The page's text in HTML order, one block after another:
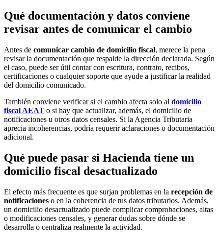
Qué documentación y datos conviene
revisar antes de comunicar el cambio
Antes de comunicar cambio de domicilio fiscal, merece la pena
revisar la documentación que respalde la dirección declarada. Según
el caso, puede ser útil contar con escritura, contrato, recibos,
certificaciones o cualquier soporte que ayude a justificar la realidad
del domicilio comunicado.
También conviene verificar si el cambio afecta solo al domicilio
fiscal AEAT o si hay que actualizar, además, el domicilio de
notificaciones u otros datos censales. Si la Agencia Tributaria
aprecia incoherencias, podría requerir aclaraciones o documentación
adicional.
Qué puede pasar si Hacienda tiene un
domicilio fiscal desactualizado
El efecto más frecuente es que surjan problemas en la recepción de
notificaciones o en la coherencia de tus datos tributarios. Además,
un domicilio desactualizado puede complicar comprobaciones, altas
o modificaciones censales, y generar dudas sobre dónde se
desarrolla o centraliza realmente la actividad.